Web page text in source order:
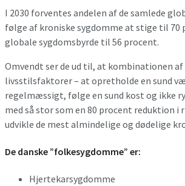
I 2030 forventes andelen af de samlede
følge af kroniske sygdomme at stige til 70
globale sygdomsbyrde til 56 procent.
Omvendt ser de ud til, at kombinationen
livsstilsfaktorer – at opretholde en sund
regelmæssigt, følge en sund kost og ikke
med så stor som en 80 procent reduktion i
udvikle de mest almindelige og dødelige
De danske ”folkesygdomme” er:
Hjertekarsygdomme